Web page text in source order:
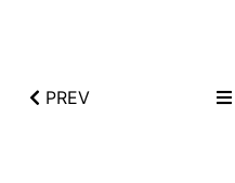
PREV